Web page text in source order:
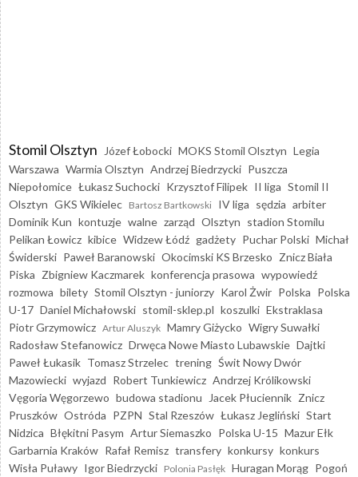
Stomil Olsztyn Józef Łobocki MOKS Stomil Olsztyn Legia
Warszawa Warmia Olsztyn Andrzej Biedrzycki Puszcza
Niepołomice Łukasz Suchocki Krzysztof Filipek II liga Stomil II
Olsztyn GKS Wikielec Bartosz Bartkowski IV liga sędzia arbiter
Dominik Kun kontuzje walne zarząd Olsztyn stadion Stomilu
Pelikan Łowicz kibice Widzew Łódź gadżety Puchar Polski Michał
Świderski Paweł Baranowski Okocimski KS Brzesko Znicz Biała
Piska Zbigniew Kaczmarek konferencja prasowa wypowiedź
rozmowa bilety Stomil Olsztyn - juniorzy Karol Żwir Polska Polska
U-17 Daniel Michałowski stomil-sklep.pl koszulki Ekstraklasa
Piotr Grzymowicz Artur Aluszyk Mamry Giżycko Wigry Suwałki
Radosław Stefanowicz Drwęca Nowe Miasto Lubawskie Dajtki
Paweł Łukasik Tomasz Strzelec trening Świt Nowy Dwór
Mazowiecki wyjazd Robert Tunkiewicz Andrzej Królikowski
Vęgoria Węgorzewo budowa stadionu Jacek Płuciennik Znicz
Pruszków Ostróda PZPN Stal Rzeszów Łukasz Jegliński Start
Nidzica Błękitni Pasym Artur Siemaszko Polska U-15 Mazur Ełk
Garbarnia Kraków Rafał Remisz transfery konkursy konkurs
Wisła Puławy Igor Biedrzycki Polonia Pasłęk Huragan Morąg Pogoń